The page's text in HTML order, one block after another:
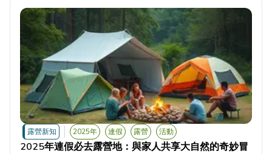
露營新知 2025年 連假 露營 活動
2025年連假必去露營地：與家人共享大自然的奇妙冒